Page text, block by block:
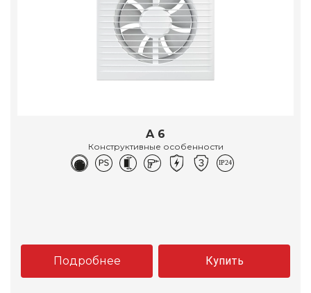
A 6
Конструктивные особенности
Подробнее Купить